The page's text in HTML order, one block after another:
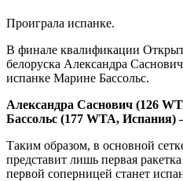
Проиграла испанке.
В финале квалификации
белоруска Александра
испанке Марине Бассольс.
Александра Саснович (126
Бассольс (177 WTA, Испания)
Таким образом, в основной
представит лишь первая
первой соперницей станет